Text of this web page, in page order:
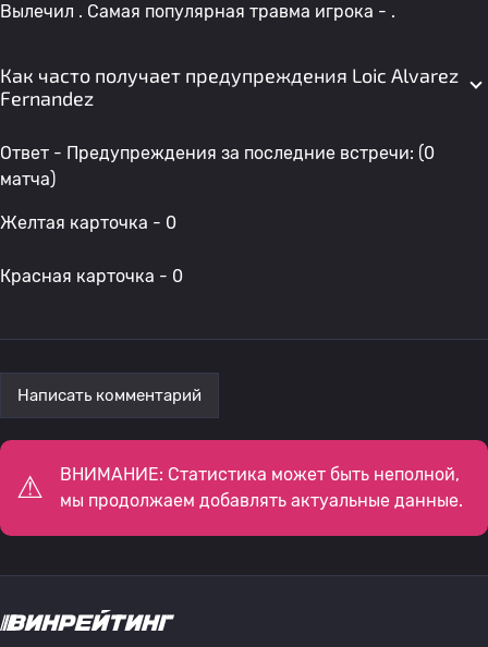
Вылечил . Самая популярная травма игрока - .
Как часто получает предупреждения Loic Alvarez
Fernandez
Ответ - Предупреждения за последние встречи: (0
матча)
Желтая карточка - 0
Красная карточка - 0
Написать комментарий
ВНИМАНИЕ: Статистика может быть неполной,
мы продолжаем добавлять актуальные данные.